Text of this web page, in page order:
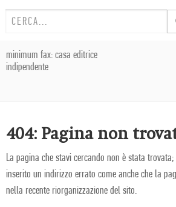
minimum fax: casa editrice
indipendente
404: Pagina non
La pagina che stavi cercando non è stata
inserito un indirizzo errato come anche che la
nella recente riorganizzazione del sito.